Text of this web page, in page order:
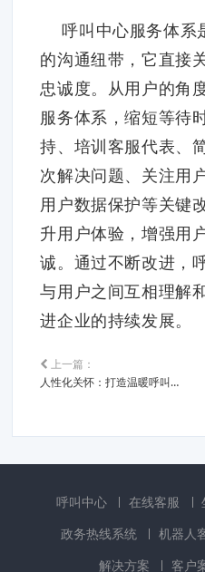
呼叫中心服务体系
的沟通纽带，它直接
忠诚度。从用户的角
服务体系，缩短等待
持、培训客服代表、
次解决问题、关注用
用户数据保护等关键
升用户体验，增强用
诚。通过不断改进，
与用户之间互相理解
进企业的持续发展。
上一篇：
人性化关怀：打造温暖呼叫中心服务体系
呼叫中心 在线客服
政务热线系统
机器人
解决方案
客户